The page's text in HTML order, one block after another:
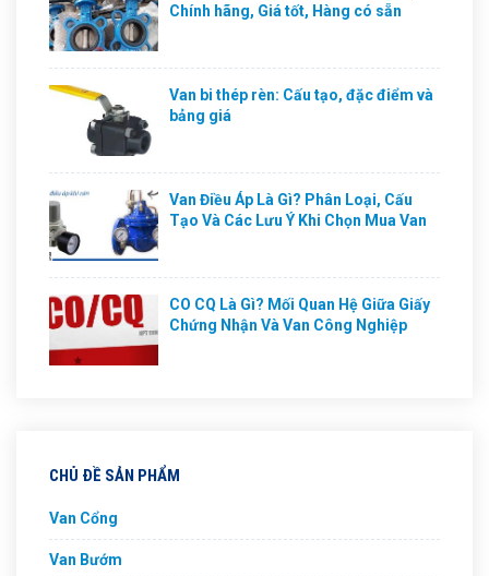
Chính hãng, Giá tốt, Hàng có sẵn
Van bi thép rèn: Cấu tạo, đặc điểm và
bảng giá
Van Điều Áp Là Gì? Phân Loại, Cấu
Tạo Và Các Lưu Ý Khi Chọn Mua Van
CO CQ Là Gì? Mối Quan Hệ Giữa Giấy
Chứng Nhận Và Van Công Nghiệp
CHỦ ĐỀ SẢN PHẨM
Van Cổng
Van Bướm